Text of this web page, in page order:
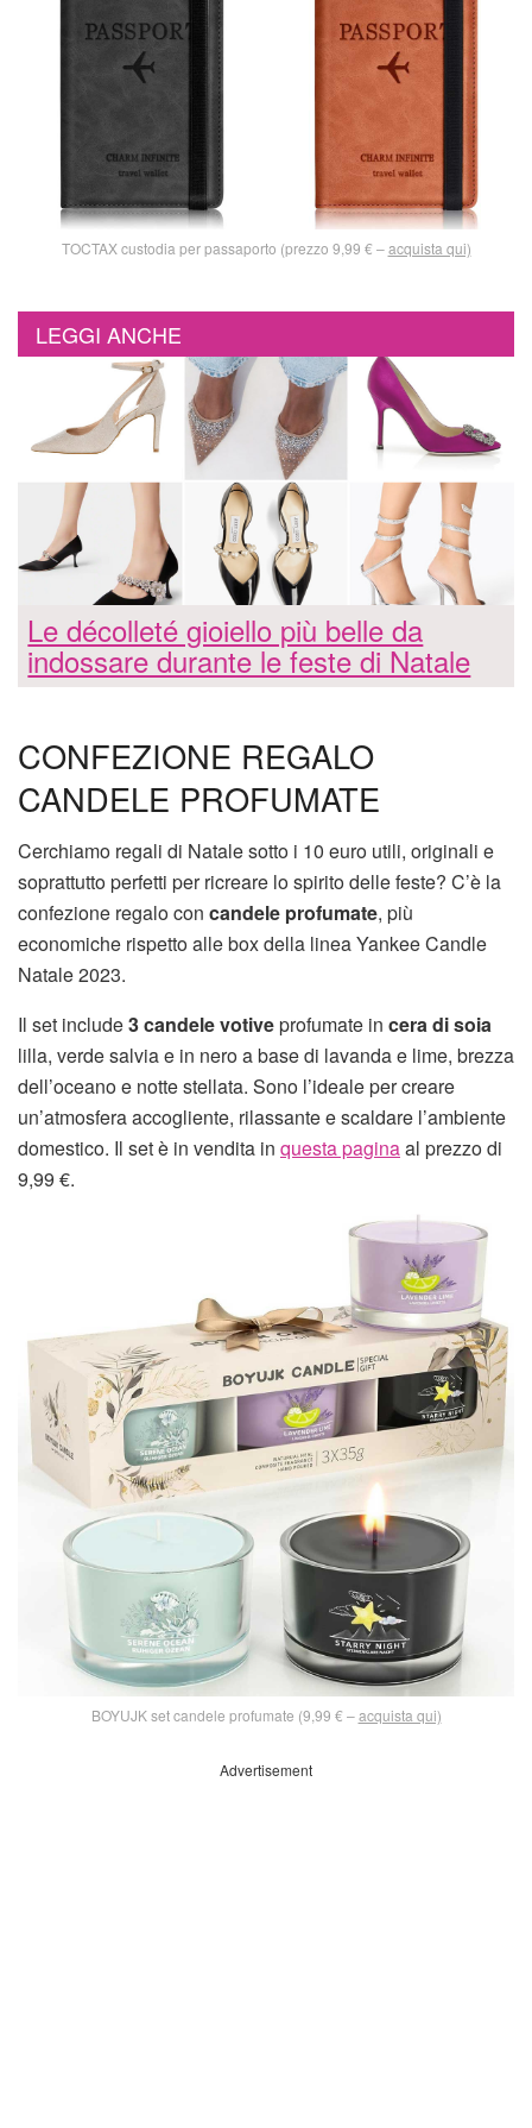
TOCTAX custodia per passaporto (prezzo 9,99 € –acquista qui)
LEGGI ANCHE
Le décolleté gioiello più belle da
indossare durante le feste di Natale
CONFEZIONE REGALO
CANDELE PROFUMATE
Cerchiamo regali di Natale sotto i 10 euro utili, originali e
soprattutto perfetti per ricreare lo spirito delle feste? C’è la
confezione regalo con candele profumate, più
economiche rispetto alle box della linea Yankee Candle
Natale 2023.
Il set include3 candele votiveprofumate in cera di soia
lilla, verde salvia e in nero a base di lavanda e lime, brezza
dell’oceano e notte stellata. Sono l’ideale per creare
un’atmosfera accogliente, rilassante e scaldare l’ambiente
domestico. Il set è in vendita in questa paginaal prezzo di
9,99 €.
BOYUJK set candele profumate (9,99 € –acquista qui)
Advertisement